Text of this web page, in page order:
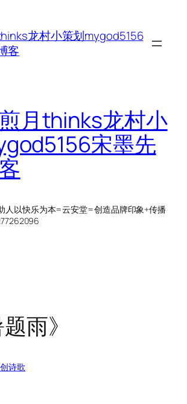
龙村小策划mygod5156
客
月thinks龙村小
宋墨先
人以快乐为本=云安堂=创造品牌印象+传播
雨》
诗歌